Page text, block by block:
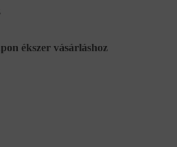
ékszer vásárláshoz